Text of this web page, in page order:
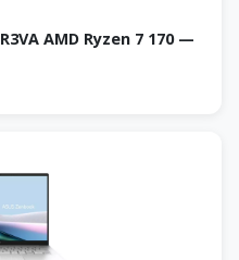
AMD Ryzen 7 170 —